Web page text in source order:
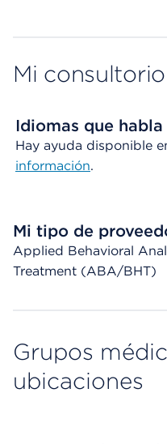
Mi consultorio
Idiomas que
Hay ayuda disponible
información.
Mi tipo de
Applied Behavioral
Treatment (ABA/BHT)
Grupos
ubicaciones